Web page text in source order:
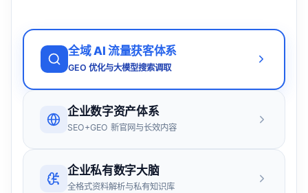
全域 AI 流量获客体系
GEO 优化与大模型搜索调取
企业数字资产体系
SEO+GEO 新官网与长效内容
企业私有数字大脑
全格式资料解析与私有知识库